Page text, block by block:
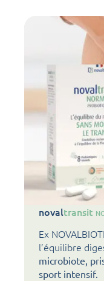
novaltransit
Ex
l’équilibre
microbiote,
sport intensif.